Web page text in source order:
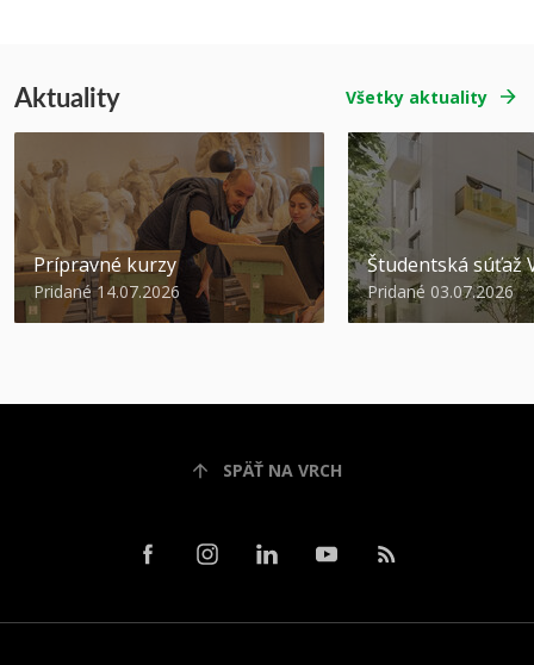
Aktuality Všetky aktuality
Prípravné kurzy
Pridané 14.07.2026
Študentská súťaž
Pridané 03.07.2026
SPÄŤ NA VRCH